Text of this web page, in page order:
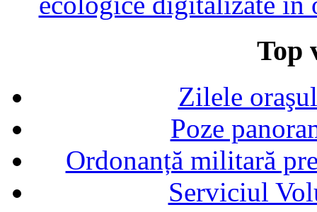
Top
Zilele
Poze
Ordonanță militară
Serviciul